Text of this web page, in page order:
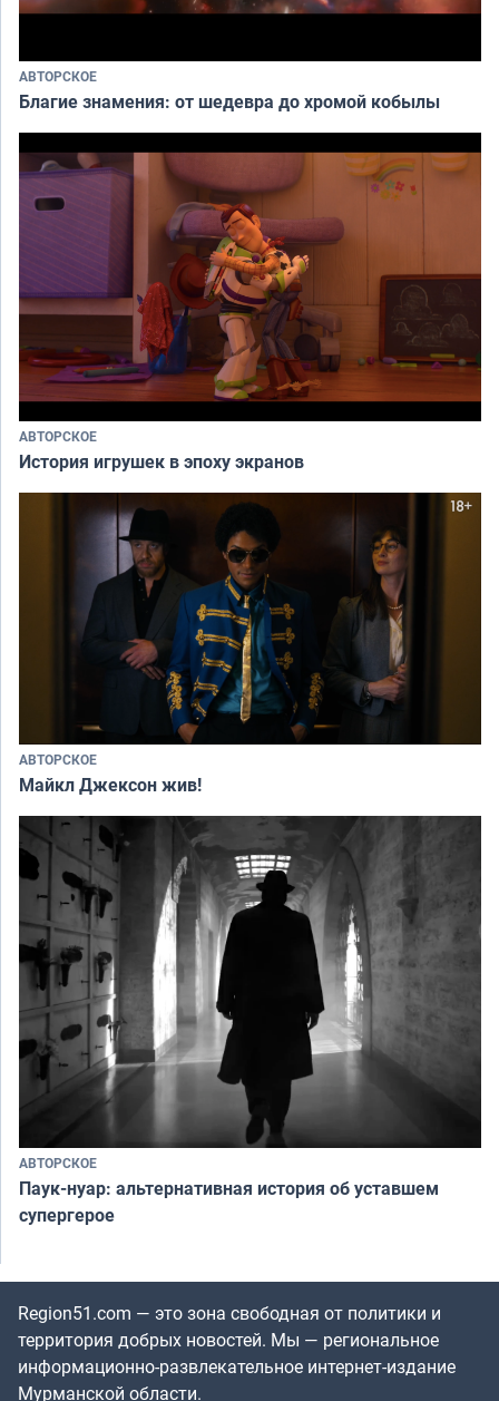
АВТОРСКОЕ
Благие знамения: от шедевра до хромой кобылы
АВТОРСКОЕ
История игрушек в эпоху экранов
АВТОРСКОЕ
Майкл Джексон жив!
АВТОРСКОЕ
Паук-нуар: альтернативная история об уставшем
супергерое
Region51.com — это зона свободная от политики и
территория добрых новостей. Мы — региональное
информационно-развлекательное интернет-издание
Мурманской области.